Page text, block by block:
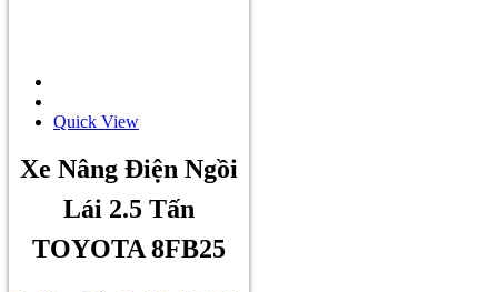
Quick View
Xe Nâng Điện Ngồi
Lái 2.5 Tấn
TOYOTA 8FB25